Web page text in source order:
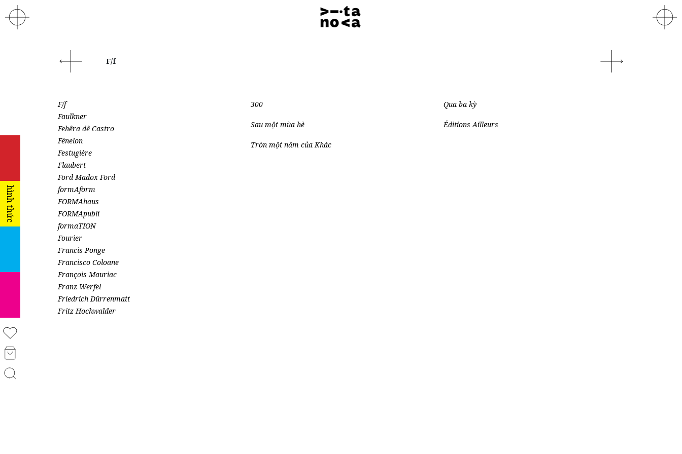
hình thức
F/f
F/f
Faulkner
Fehêra dê Castro
Fénelon
Festugière
Flaubert
Ford Madox Ford
formAform
FORMAhaus
FORMApubli
formaTION
Fourier
Francis Ponge
Francisco Coloane
François Mauriac
Franz Werfel
Friedrich Dürrenmatt
Fritz Hochwalder
300 Qua ba kỳ
Sau một mùa hè Éditions Ailleurs
Tròn một năm của Khác